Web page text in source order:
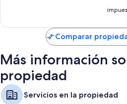
Comparar
Más información
propiedad
Servicios en la propiedad